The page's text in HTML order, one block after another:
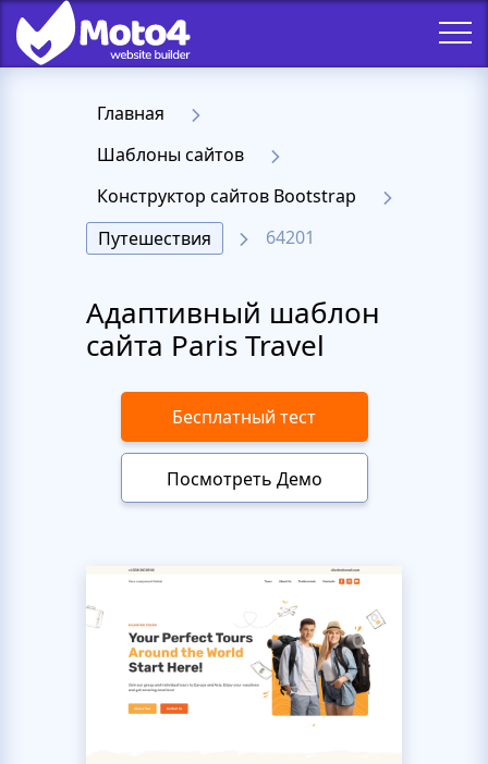
Главная
Шаблоны сайтов
Конструктор сайтов Bootstrap
Путешествия
64201
Адаптивный шаблон
сайта Paris Travel
Бесплатный тест
Посмотреть Демо